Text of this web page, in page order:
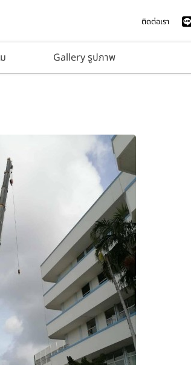
ติดต่อเรา
Gallery รูปภาพ